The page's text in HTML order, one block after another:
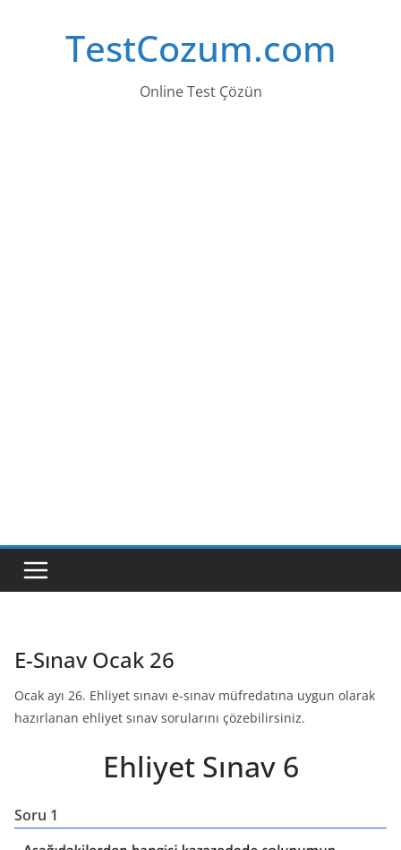
TestCozum.com
Online Test Çözün
E-Sınav Ocak 26
Ocak ayı 26. Ehliyet sınavı e-sınav müfredatına uygun olarak
hazırlanan ehliyet sınav sorularını çözebilirsiniz.
Ehliyet Sınav 6
Soru 1